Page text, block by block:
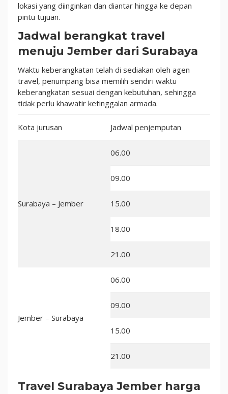
lokasi yang diinginkan dan diantar hingga ke depan
pintu tujuan.
Jadwal berangkat travel
menuju Jember dari Surabaya
Waktu keberangkatan telah di sediakan oleh agen
travel, penumpang bisa memilih sendiri waktu
keberangkatan sesuai dengan kebutuhan, sehingga
tidak perlu khawatir ketinggalan armada.
Kota jurusan Jadwal penjemputan
Surabaya – Jember
06.00
09.00
15.00
18.00
21.00
Jember – Surabaya
06.00
09.00
15.00
21.00
Travel Surabaya Jember harga